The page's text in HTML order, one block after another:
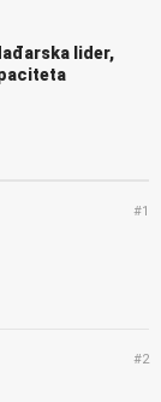
lider,
#1
#2